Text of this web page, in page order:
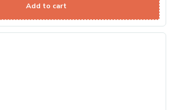
Add to cart